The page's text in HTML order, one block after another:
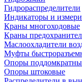
Гидрораспределители
Индикаторы и
Краны многоходовые
Краны
Маслоохладители
Муфты
Опоры
Опоры штоковые